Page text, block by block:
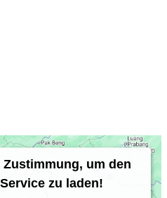
um den
zu laden!